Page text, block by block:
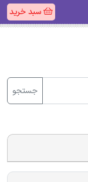
سبد خرید
جستجو